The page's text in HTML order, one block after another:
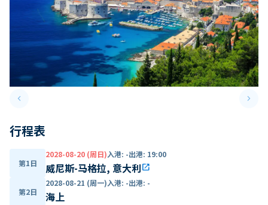
keyboard_arrow_leftPrevious slide keyboard_arrow_right
行程表
第1日
2028-08-20 (周日)入港: -出港: 19:00
威尼斯-马格拉, 意大利open_in_new
第2日
2028-08-21 (周一)入港: -出港: -
海上